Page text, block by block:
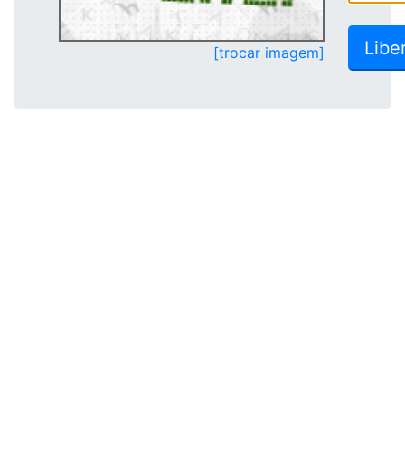
[trocar imagem]